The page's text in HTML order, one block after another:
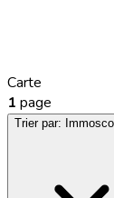
Carte
1 page
Trier par: